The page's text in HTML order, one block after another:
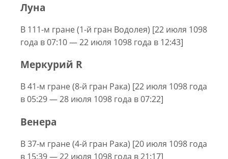
Луна
В 111-м гране (1-й гран Водолея) [22 июля 1098
года в 07:10 — 22 июля 1098 года в 12:43]
Меркурий R
В 41-м гране (8-й гран Рака) [22 июля 1098 года
в 05:29 — 28 июля 1098 года в 07:22]
Венера
В 37-м гране (4-й гран Рака) [20 июля 1098 года
в 15:39 — 22 июля 1098 года в 21:17]